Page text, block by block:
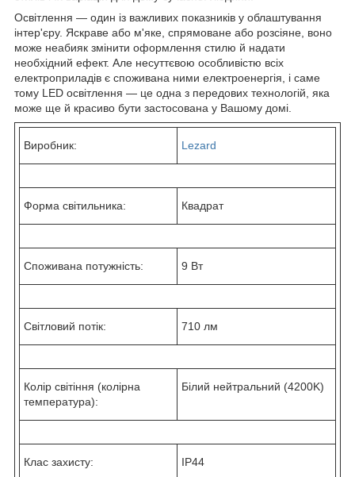
Освітлення — один із важливих показників у облаштування
інтер'єру. Яскраве або м'яке, спрямоване або розсіяне, воно
може неабияк змінити оформлення стилю й надати
необхідний ефект. Але несуттєвою особливістю всіх
електроприладів є споживана ними електроенергія, і саме
тому LED освітлення — це одна з передових технологій, яка
може ще й красиво бути застосована у Вашому домі.
Виробник: Lezard
Форма світильника: Квадрат
Споживана потужність: 9 Вт
Світловий потік: 710 лм
Колір світіння (колірна
температура):
Білий нейтральний (4200K)
Клас захисту: IP44